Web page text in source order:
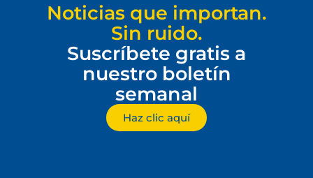
Noticias que importan.
Sin ruido.
Suscríbete gratis a
nuestro boletín
semanal
Haz clic aquí